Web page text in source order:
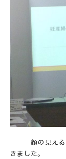
顔の見える関
きました。